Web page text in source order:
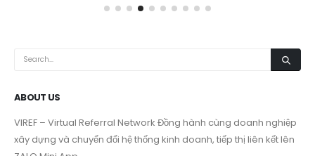
ABOUT US
VIREF – Virtual Referral Network Đồng hành cùng doanh nghiệp
xây dựng và chuyển đổi hệ thống kinh doanh, tiếp thị liên kết lên